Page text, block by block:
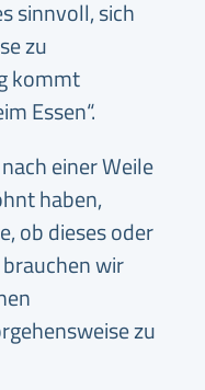
sinnvoll, sich
zu
kommt
Essen“.
einer Weile
haben,
ob dieses oder
wir
zu